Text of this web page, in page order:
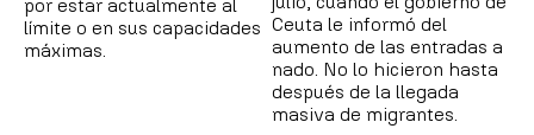
por estar actualmente al
límite o en sus capacidades
máximas.
Ceuta le informó del
aumento de las entradas a
nado. No lo hicieron hasta
después de la llegada
masiva de migrantes.